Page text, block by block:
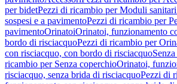
per bidetPezzi di ricambio per Moduli
sospesi e a pavimentoPezzi di ricambio per
pavimentoOrinatoiOrinatoi, funzionamento
bordo di risciacquoPezzi di ricambio per
con risciacquo, con bordo di risciacquo
ricambio per Senza coperchioOrinatoi,
risciacquo, senza brida di risciacquoPezzi di